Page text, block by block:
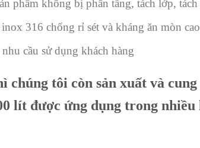
phẩm không bị phân tầng, tách lớp,
316 chống rỉ sét và kháng ăn mòn
cầu sử dụng khách hàng
chúng tôi còn sản xuất và
lít được ứng dụng trong